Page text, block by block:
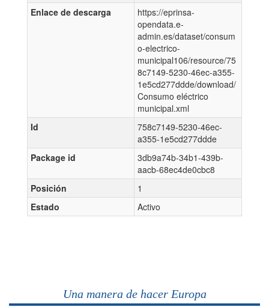
Enlace de descarga
https://eprinsa-
opendata.e-
admin.es/dataset/consum
o-electrico-
municipal106/resource/75
8c7149-5230-46ec-a355-
1e5cd277ddde/download/
Consumo eléctrico
municipal.xml
Id
758c7149-5230-46ec-
a355-1e5cd277ddde
Package id
3db9a74b-34b1-439b-
aacb-68ec4de0cbc8
Posición
1
Estado
Activo
Una manera de hacer Europa